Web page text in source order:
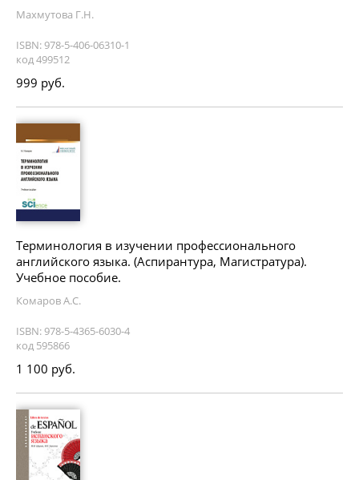
Махмутова Г.Н.
ISBN: 978-5-406-06310-1
код 499512
999 руб.
Терминология в изучении профессионального
английского языка. (Аспирантура, Магистратура).
Учебное пособие.
Комаров А.С.
ISBN: 978-5-4365-6030-4
код 595866
1 100 руб.